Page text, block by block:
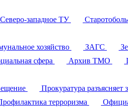
Северо-западное ТУ
хозяйство ЗАГС
сфера Архив ТМО
Прокуратура разъясняет
терроризма